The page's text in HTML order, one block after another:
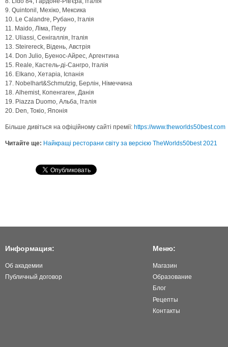
9. Quintonil, Мехіко, Мексика
10. Le Calandre, Рубано, Італія
11. Maido, Ліма, Перу
12. Uliassi, Сенігаллія, Італія
13. Steirereck, Відень, Австрія
14. Don Julio, Буенос-Айрес, Аргентина
15. Reale, Кастель-ді-Сангро, Італія
16. Elkano, Хетаріа, Іспанія
17. Nobelhart&Schmutzig, Берлін, Німеччина
18. Alhemist, Копенгаген, Данія
19. Piazza Duomo, Альба, Італія
20. Den, Токіо, Японія
Більше дивіться на офіційному сайті премії: https://www.theworlds50best.com
Читайте ще: Найкращі ресторани світу за версією TheWorlds50best 2021
Информация:
Об академии
Публичный договор
Меню:
Магазин
Образование
Блог
Рецепты
Контакты